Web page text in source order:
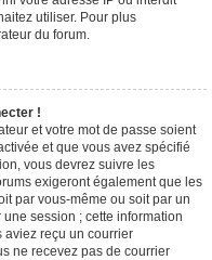
utiliser. Pour plus
du forum.
!
et votre mot de passe soient
et que vous avez spécifié
vous devrez suivre les
exigeront également que les
par vous-même ou soit par un
session ; cette information
aviez reçu un courrier
ne recevez pas de courrier